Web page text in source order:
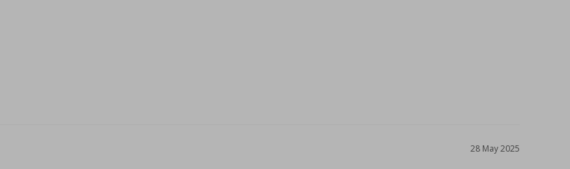
28 May 2025